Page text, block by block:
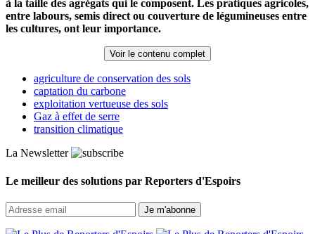
à la taille des agrégats qui le composent. Les pratiques agricoles,
entre labours, semis direct ou couverture de légumineuses entre
les cultures, ont leur importance.
Voir le contenu complet
agriculture de conservation des sols
captation du carbone
exploitation vertueuse des sols
Gaz à effet de serre
transition climatique
La Newsletter
Le meilleur des solutions par Reporters d'Espoirs